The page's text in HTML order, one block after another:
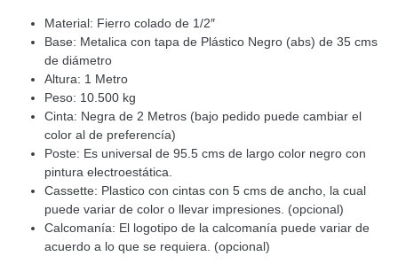
Material: Fierro colado de 1/2″
Base: Metalica con tapa de Plástico Negro (abs) de 35 cms
de diámetro
Altura: 1 Metro
Peso: 10.500 kg
Cinta: Negra de 2 Metros (bajo pedido puede cambiar el
color al de preferencía)
Poste: Es universal de 95.5 cms de largo color negro con
pintura electroestática.
Cassette: Plastico con cintas con 5 cms de ancho, la cual
puede variar de color o llevar impresiones. (opcional)
Calcomanía: El logotipo de la calcomanía puede variar de
acuerdo a lo que se requiera. (opcional)